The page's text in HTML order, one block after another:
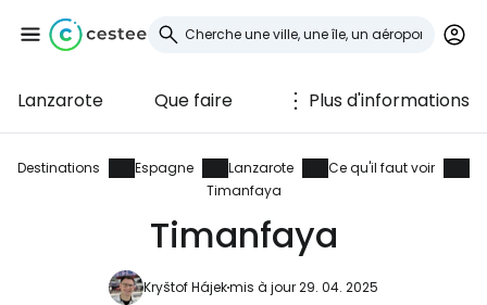
Lanzarote Que faire Plus d'informations
Destinations Espagne Lanzarote
Ce qu'il faut voir
Timanfaya
Timanfaya
Kryštof Hájekmis à jour 29. 04. 2025
Se connecter à
Cestee
... la communauté mondiale des voyageurs
Continuer avec Google